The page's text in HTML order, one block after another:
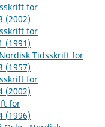
for
(2002)
for
(1991)
Nordisk Tidsskrift for
(1957)
for
(2002)
for
(1996)